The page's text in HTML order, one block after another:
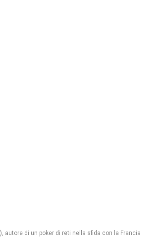
autore di un poker di reti nella sfida con la Francia